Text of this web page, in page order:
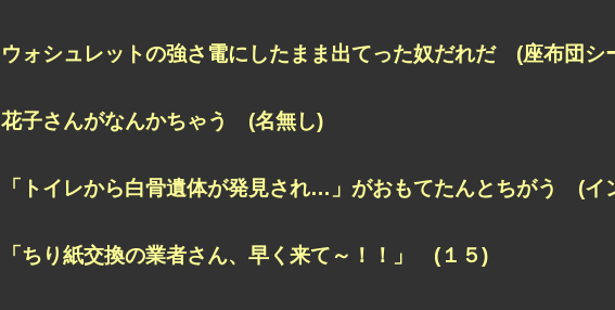
ウォシュレットの強さ 電にしたまま出てった奴だれだ (座布団シ
花子さんがなんかちゃう (名無し)
「トイレから白骨遺体が発見され…」 がおもてたんとちがう (イ
「ちり紙交換の業者さん、早く来て～！！」 (１５)